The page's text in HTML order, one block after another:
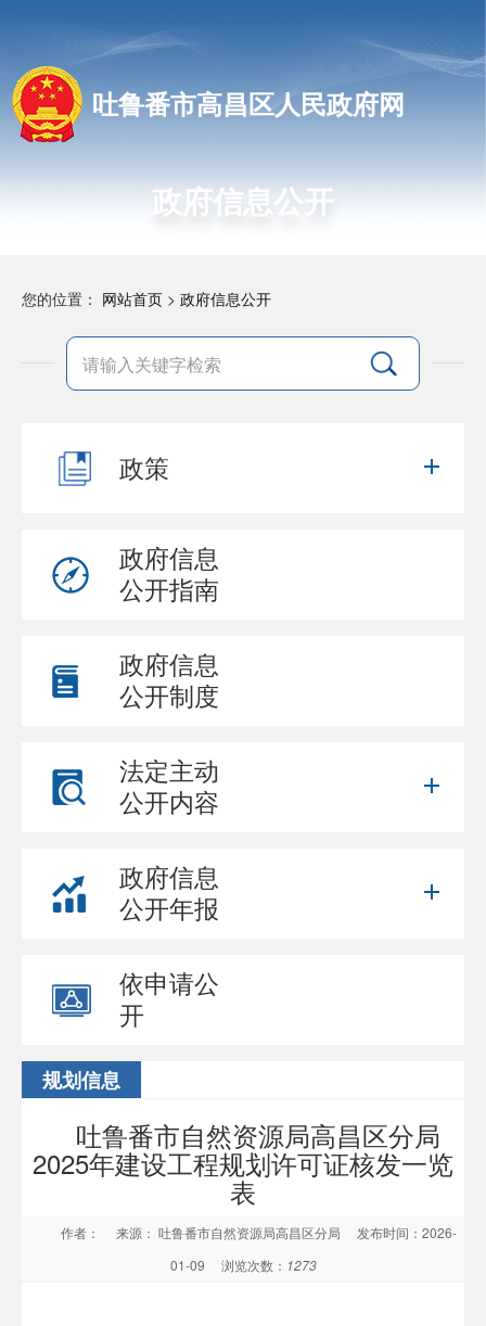
吐鲁番市高昌区人民政府网
政府信息公开
您的位置： 网站首页 > 政府信息公开
政策
政府信息
公开指南
政府信息
公开制度
法定主动
公开内容
政府信息
公开年报
依申请公
开
规划信息
吐鲁番市自然资源局高昌区分局
2025年建设工程规划许可证核发一览
表
作者： 来源： 吐鲁番市自然资源局高昌区分局
发布时间：2026-
01-09
浏览次数： 1273